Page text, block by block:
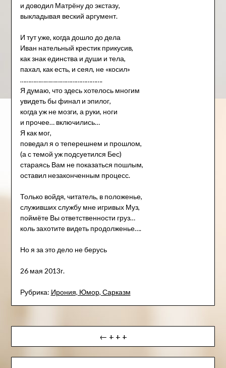
и доводил Матрёну до экстазу,
выкладывая веский аргумент.
И тут уже, когда дошло до дела
Иван нательный крестик прикусив,
как знак единства и души и тела,
пахал, как есть, и сеял, не «косил»
………………………………………….
Я думаю, что здесь хотелось многим
увидеть бы финал и эпилог,
когда уж не мозги, а руки, ноги
и прочее… включились…
Я как мог,
поведал я о теперешнем и прошлом,
(а с темой уж подсуетился Бес)
стараясь Вам не показаться пошлым,
оставил незаконченным процесс.
Только войдя, читатель, в положенье,
служивших службу мне игривых Муз,
поймёте Вы ответственности груз…
коль захотите видеть продолженье….
Но я за это дело не берусь
26 мая 2013г.
Рубрика: Ирония, Юмор, Сарказм
Навигация
по
← + + +